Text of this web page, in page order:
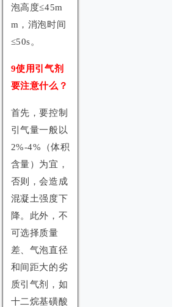
泡高度≤45m
m，消泡时间
≤50s。
9使用引气剂
要注意什么？
首先，要控制
引气量一般以
2%-4%（体积
含量）为宜，
否则，会造成
混凝土强度下
降。此外，不
可选择质量
差、气泡直径
和间距大的劣
质引气剂，如
十二烷基磺酸